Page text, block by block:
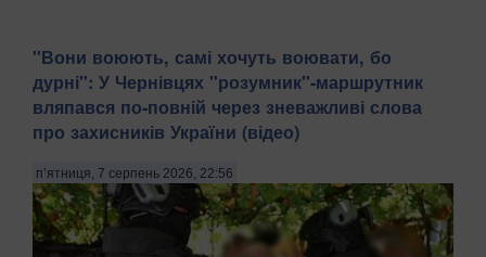
​"Вони воюють, самі хочуть воювати, бо
дурні": У Чернівцях "розумник"-маршрутник
вляпався по-повній через зневажливі слова
про захисників України (відео)
п’ятниця, 7 серпень 2026, 22:56